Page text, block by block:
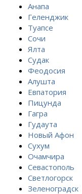
Анапа
Геленджик
Туапсе
Сочи
Ялта
Судак
Феодосия
Алушта
Евпатория
Пицунда
Гагра
Гудаута
Новый Афон
Сухум
Очамчира
Севастополь
Светлогорск
Зеленоградск